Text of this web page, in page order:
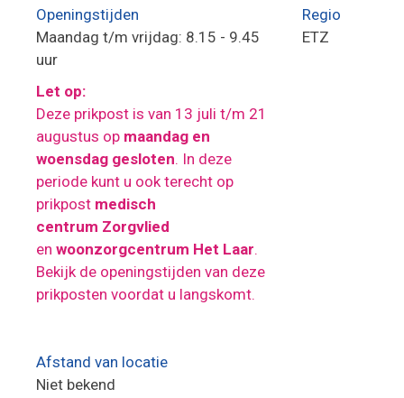
Openingstijden
Maandag t/m vrijdag: 8.15 - 9.45
uur
Let op:
Deze prikpost is van 13 juli t/m 21
augustus op maandag en
woensdag gesloten. In deze
periode kunt u ook terecht op
prikpost medisch
centrum Zorgvlied
en woonzorgcentrum Het Laar.
Bekijk de openingstijden van deze
prikposten voordat u langskomt.
Regio
ETZ
Afstand van locatie
Niet bekend